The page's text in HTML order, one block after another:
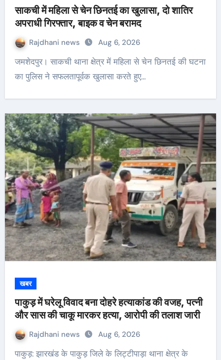
साकची में महिला से चेन छिनतई का खुलासा, दो शातिर
अपराधी गिरफ्तार, बाइक व चेन बरामद
Rajdhani news Aug 6, 2026
जमशेदपुर। साकची थाना क्षेत्र में महिला से चेन छिनतई की घटना
का पुलिस ने सफलतापूर्वक खुलासा करते हुए…
खबर
पाकुड़ में घरेलू विवाद बना दोहरे हत्याकांड की वजह, पत्नी
और सास की चाकू मारकर हत्या, आरोपी की तलाश जारी
Rajdhani news Aug 6, 2026
पाकुड़: झारखंड के पाकुड़ जिले के लिट्टीपाड़ा थाना क्षेत्र के